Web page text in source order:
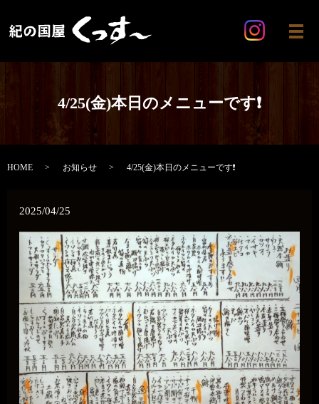
メ
4/25(金)本日のメニューです❗️
HOME お知らせ 4/25(金)本日のメニューです❗️
2025/04/25